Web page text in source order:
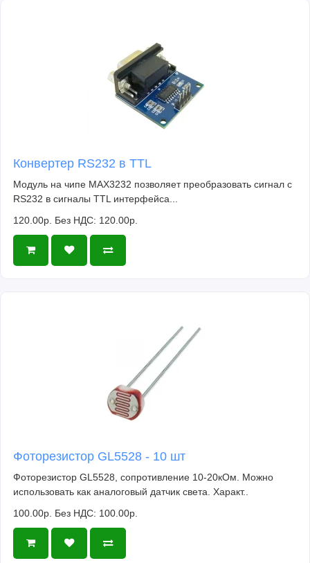
Конвертер RS232 в TTL
Модуль на чипе MAX3232 позволяет преобразовать сигнал с
RS232 в сигналы TTL интерфейса...
120.00р. Без НДС: 120.00р.
Фоторезистор GL5528 - 10 шт
Фоторезистор GL5528, сопротивление 10-20кОм. Можно
использовать как аналоговый датчик света. Характ..
100.00р. Без НДС: 100.00р.